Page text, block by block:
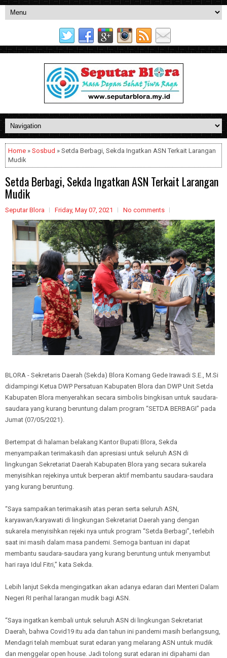
Home » Sosbud » Setda Berbagi, Sekda Ingatkan ASN Terkait Larangan
Mudik
Setda Berbagi, Sekda Ingatkan ASN Terkait Larangan
Mudik
Seputar Blora Friday, May 07, 2021 No comments
BLORA - Sekretaris Daerah (Sekda) Blora Komang Gede Irawadi S.E., M.Si
didampingi Ketua DWP Persatuan Kabupaten Blora dan DWP Unit Setda
Kabupaten Blora menyerahkan secara simbolis bingkisan untuk saudara-
saudara yang kurang beruntung dalam program “SETDA BERBAGI” pada
Jumat (07/05/2021).
Bertempat di halaman belakang Kantor Bupati Blora, Sekda
menyampaikan terimakasih dan apresiasi untuk seluruh ASN di
lingkungan Sekretariat Daerah Kabupaten Blora yang secara sukarela
menyisihkan rejekinya untuk berperan aktif membantu saudara-saudara
yang kurang beruntung.
“Saya sampaikan terimakasih atas peran serta seluruh ASN,
karyawan/karyawati di lingkungan Sekretariat Daerah yang dengan
sukarela menyisihkan rejeki nya untuk program “Setda Berbagi”, terlebih
saat ini masih dalam masa pandemi. Semoga bantuan ini dapat
membantu saudara-saudara yang kurang beruntung untuk menyambut
hari raya Idul Fitri,” kata Sekda.
Lebih lanjut Sekda mengingatkan akan adanya edaran dari Menteri Dalam
Negeri RI perihal larangan mudik bagi ASN.
“Saya ingatkan kembali untuk seluruh ASN di lingkungan Sekretariat
Daerah, bahwa Covid19 itu ada dan tahun ini pandemi masih berlangsung,
Mendagri telah membuat surat edaran yang melarang ASN untuk mudik
dan menggelar open house. Jadi tolong surat edaran ini dipahami dan